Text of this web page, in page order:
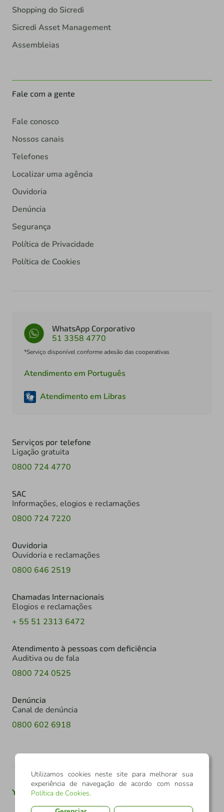
Shopping do Sicredi
Sicredi Asset Management
Assembleias
Fale com a gente
Fale conosco
Nossos canais
Telefones
Localizar uma agência
Ouvidoria
Denúncia
Segurança
Política de Privacidade
Política de Cookies
WhatsApp Corporativo
51 3358 4770
*Serviço disponível conforme adesão das cooperativas
Atendimento em Português
Atendimento em Libras
Serviços por telefone
Ligação gratuita
0800 724 4770
SAC
Informações, elogios e reclamações
0800 724 7220
Ouvidoria
Ouvidoria e reclamações
0800 646 2519
Chamadas Internacionais
Elogios e reclamações
+ 55 51 2313 6472
Atendimento à pessoas com deficiência
Auditiva ou de fala
0800 724 0525
Denúncia
Canal de denúncia
0800 602 6918
Youtube Twitter
Utilizamos cookies neste site para melhorar sua
experiência de navegação de acordo com nossa
Política de Cookies.